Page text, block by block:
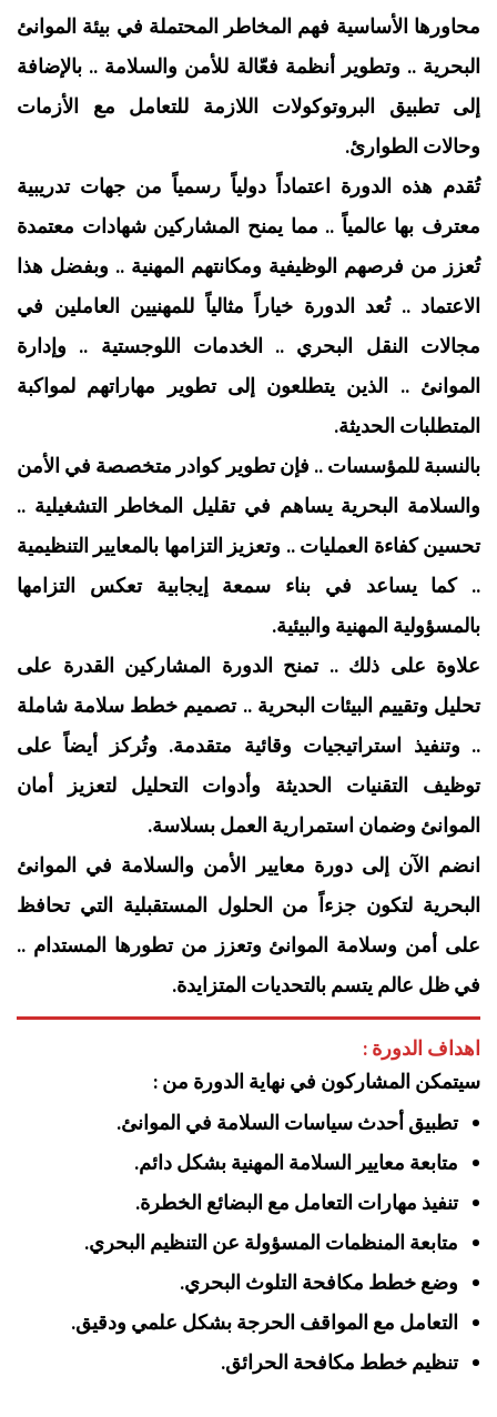
محاورها الأساسية فهم المخاطر المحتملة في بيئة الموانئ
البحرية .. وتطوير أنظمة فعّالة للأمن والسلامة .. بالإضافة
إلى تطبيق البروتوكولات اللازمة للتعامل مع الأزمات
وحالات الطوارئ.
تُقدم هذه الدورة اعتماداً دولياً رسمياً من جهات تدريبية
معترف بها عالمياً .. مما يمنح المشاركين شهادات معتمدة
تُعزز من فرصهم الوظيفية ومكانتهم المهنية .. وبفضل هذا
الاعتماد .. تُعد الدورة خياراً مثالياً للمهنيين العاملين في
مجالات النقل البحري .. الخدمات اللوجستية .. وإدارة
الموانئ .. الذين يتطلعون إلى تطوير مهاراتهم لمواكبة
المتطلبات الحديثة.
بالنسبة للمؤسسات .. فإن تطوير كوادر متخصصة في الأمن
والسلامة البحرية يساهم في تقليل المخاطر التشغيلية ..
تحسين كفاءة العمليات .. وتعزيز التزامها بالمعايير التنظيمية
.. كما يساعد في بناء سمعة إيجابية تعكس التزامها
بالمسؤولية المهنية والبيئية.
علاوة على ذلك .. تمنح الدورة المشاركين القدرة على
تحليل وتقييم البيئات البحرية .. تصميم خطط سلامة شاملة
.. وتنفيذ استراتيجيات وقائية متقدمة. وتُركز أيضاً على
توظيف التقنيات الحديثة وأدوات التحليل لتعزيز أمان
الموانئ وضمان استمرارية العمل بسلاسة.
انضم الآن إلى دورة معايير الأمن والسلامة في الموانئ
البحرية لتكون جزءاً من الحلول المستقبلية التي تحافظ
على أمن وسلامة الموانئ وتعزز من تطورها المستدام ..
في ظل عالم يتسم بالتحديات المتزايدة.
اهداف الدورة :
سيتمكن المشاركون في نهاية الدورة من :
تطبيق أحدث سياسات السلامة في الموانئ.
متابعة معايير السلامة المهنية بشكل دائم.
تنفيذ مهارات التعامل مع البضائع الخطرة.
متابعة المنظمات المسؤولة عن التنظيم البحري.
وضع خطط مكافحة التلوث البحري.
التعامل مع المواقف الحرجة بشكل علمي ودقيق.
تنظيم خطط مكافحة الحرائق.